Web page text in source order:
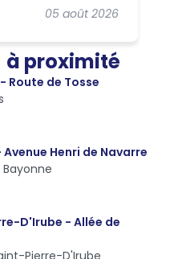
05 août 2026
à proximité
Route de Tosse
Henri de Navarre
Bayonne
D'Irube - Allée de
Pierre-D'Irube